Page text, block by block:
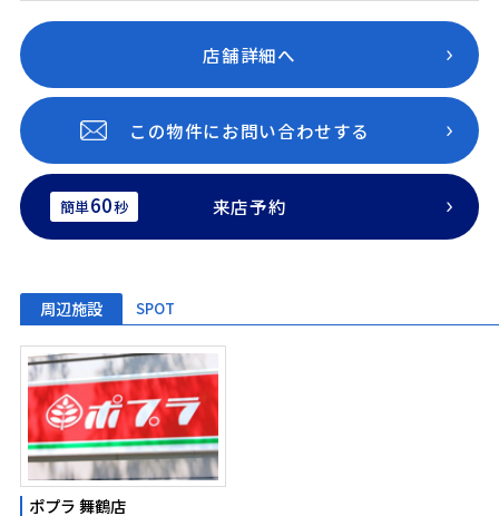
店舗詳細へ
この物件にお問い合わせする
簡単60秒 来店予約
周辺施設 SPOT
ポプラ 舞鶴店